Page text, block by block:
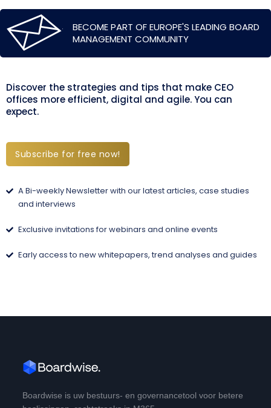
BECOME PART OF EUROPE'S LEADING BOARD
MANAGEMENT COMMUNITY
Discover the strategies and tips that make CEO
offices more efficient, digital and agile. You can
expect.
Subscribe for free now!
A Bi-weekly Newsletter with our latest articles, case studies
and interviews
Exclusive invitations for webinars and online events
Early access to new whitepapers, trend analyses and guides
Boardwise is uw bestuurs- en governancetool voor betere